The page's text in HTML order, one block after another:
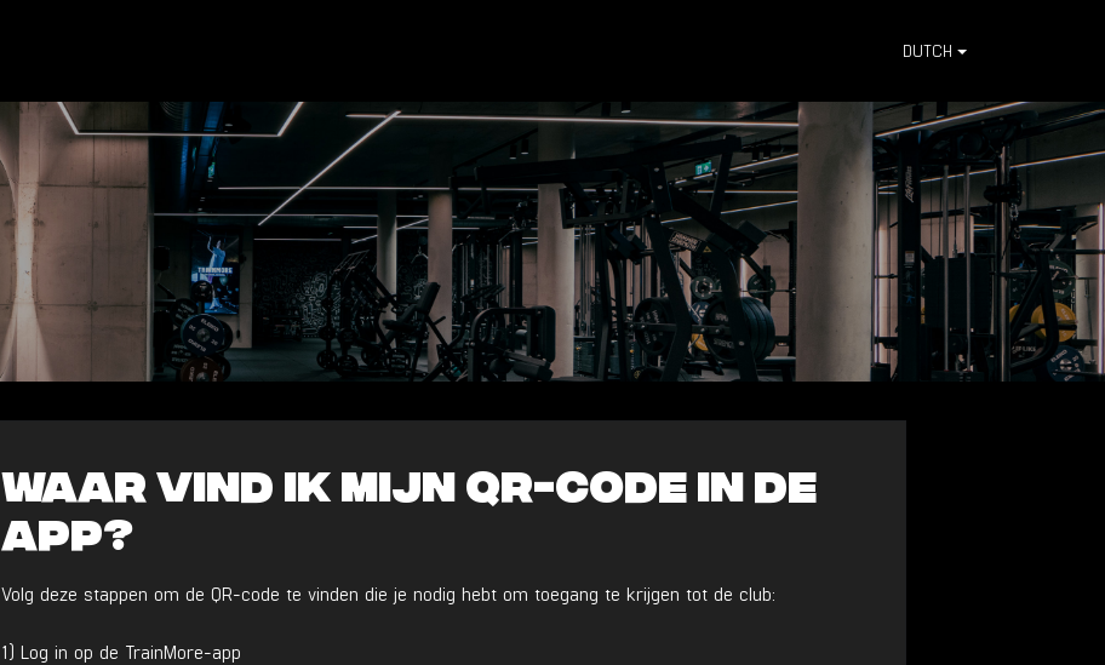
DUTCH
Waar vind ik mijn QR-code in de
app?
Volg deze stappen om de QR-code te vinden die je nodig hebt om toegang te krijgen tot de club:
1) Log in op de TrainMore-app